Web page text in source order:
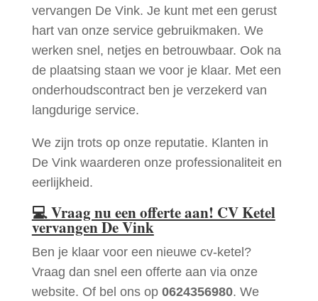
vervangen De Vink. Je kunt met een gerust
hart van onze service gebruikmaken. We
werken snel, netjes en betrouwbaar. Ook na
de plaatsing staan we voor je klaar. Met een
onderhoudscontract ben je verzekerd van
langdurige service.
We zijn trots op onze reputatie. Klanten in
De Vink waarderen onze professionaliteit en
eerlijkheid.
💻Vraag nu een offerte aan! CV Ketel
vervangen De Vink
Ben je klaar voor een nieuwe cv-ketel?
Vraag dan snel een offerte aan via onze
website. Of bel ons op 0624356980. We